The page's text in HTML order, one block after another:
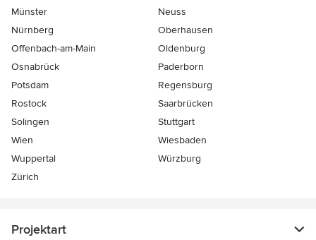
Münster
Neuss
Nürnberg
Oberhausen
Offenbach-am-Main
Oldenburg
Osnabrück
Paderborn
Potsdam
Regensburg
Rostock
Saarbrücken
Solingen
Stuttgart
Wien
Wiesbaden
Wuppertal
Würzburg
Zürich
Projektart